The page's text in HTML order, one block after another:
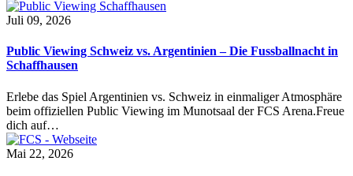
Juli 09, 2026
Public Viewing Schweiz vs. Argentinien – Die Fussballnacht in
Schaffhausen
Erlebe das Spiel Argentinien vs. Schweiz in einmaliger Atmosphäre
beim offiziellen Public Viewing im Munotsaal der FCS Arena.Freue
dich auf…
Mai 22, 2026